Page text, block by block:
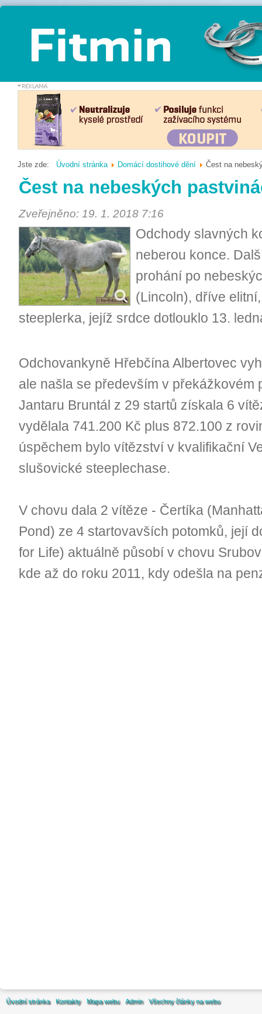
Jste zde: Úvodní stránka Domácí dostihové dění Čest na
Čest na nebeských
Zveřejněno: 19. 1. 2018 7:16
Odchody slavných
neberou konce.
prohání po
(Lincoln), dříve
steeplerka, jejíž srdce dotlouklo 13.
Odchovankyně Hřebčína Albertovec
ale našla se především v překážkovém
Jantaru Bruntál z 29 startů získala 6
vydělala 741.200 Kč plus 872.100 z
úspěchem bylo vítězství v kvalifikační
slušovické steeplechase.
V chovu dala 2 vítěze - Čertíka
Pond) ze 4 startovavších potomků, její
for Life) aktuálně působí v chovu
kde až do roku 2011, kdy odešla na
Úvodní stránka Kontakty Mapa webu Admin Všechny články na webu